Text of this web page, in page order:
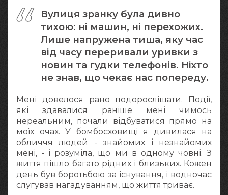
Вулиця зранку була дивно
тихою: ні машин, ні перехожих.
Лише напружена тиша, яку час
від часу переривали уривки з
новин та гудки телефонів. Ніхто
не знав, що чекає нас попереду.
Мені довелося рано подорослішати. Події,
які здавалися раніше мені чимось
нереальним, почали відбуватися прямо на
моїх очах. У бомбосховищі я дивилася на
обличчя людей - знайомих і незнайомих
мені, - і розуміла, що ми в одному човні. З
життя пішло багато рідних і близьких. Кожен
день був боротьбою за існування, і водночас
слугував нагадуванням, що життя триває.